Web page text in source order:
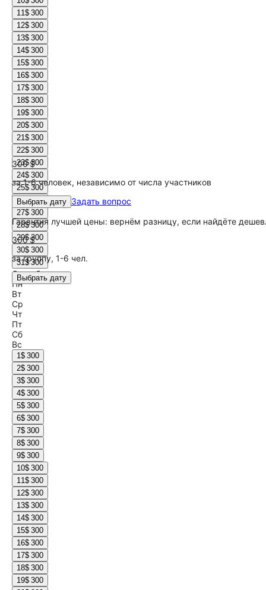
11$ 300
12$ 300
13$ 300
14$ 300
15$ 300
16$ 300
17$ 300
18$ 300
19$ 300
20$ 300
21$ 300
22$ 300
23$ 300
24$ 300
25$ 300
26$ 300
27$ 300
28$ 300
29$ 300
30$ 300
31$ 300
Сентябрь
Пн
Вт
Ср
Чт
Пт
Сб
Вс
1$ 300
2$ 300
3$ 300
4$ 300
5$ 300
6$ 300
7$ 300
8$ 300
9$ 300
10$ 300
11$ 300
12$ 300
13$ 300
14$ 300
15$ 300
16$ 300
17$ 300
18$ 300
19$ 300
300 $
за 1-6 человек, независимо от числа участников
Выбрать дату Задать вопрос
Гарантия лучшей цены: вернём разницу, если найдёте
300 $
за группу, 1-6 чел.
Выбрать дату